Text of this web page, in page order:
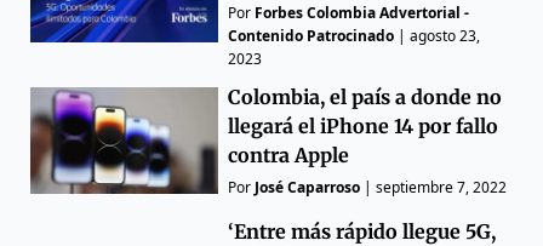
Por Forbes Colombia Advertorial -
Contenido Patrocinado |agosto 23,
2023
Colombia, el país a donde no
llegará el iPhone 14 por fallo
contra Apple
Por José Caparroso |septiembre 7, 2022
‘Entre más rápido llegue 5G,